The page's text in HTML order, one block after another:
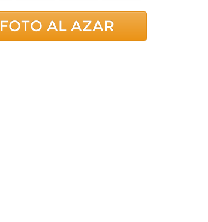
FOTO AL AZAR